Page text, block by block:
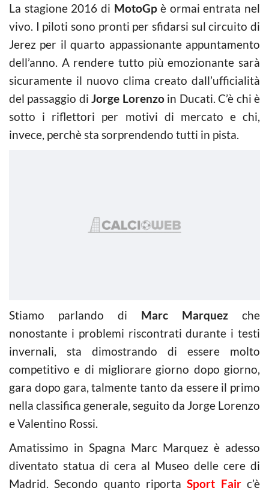
La stagione 2016 di MotoGpè ormai entrata nel
vivo. I piloti sono pronti per sfidarsi sul circuito di
Jerez per il quarto appassionante appuntamento
dell’anno. A rendere tutto più emozionante sarà
sicuramente il nuovo clima creato dall’ufficialità
del passaggio diJorge Lorenzoin Ducati. C’è chi è
sotto i riflettori per motivi di mercato e chi,
invece, perchè sta sorprendendo tutti in pista.
Stiamo parlando di Marc Marquez che
nonostante i problemi riscontrati durante i testi
invernali, sta dimostrando di essere molto
competitivo e di migliorare giorno dopo giorno,
gara dopo gara, talmente tanto da essere il primo
nella classifica generale, seguito da Jorge Lorenzo
e Valentino Rossi.
Amatissimo in Spagna Marc Marquez è adesso
diventato statua di cera al Museo delle cere di
Madrid. Secondo quanto riportaSport Fairc’è